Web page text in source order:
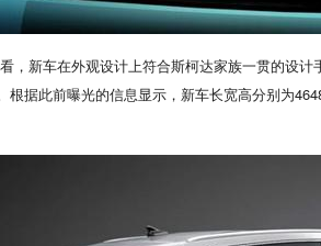
，新车在外观设计上符合斯柯达家族一贯的设
根据此前曝光的信息显示，新车长宽高分别为